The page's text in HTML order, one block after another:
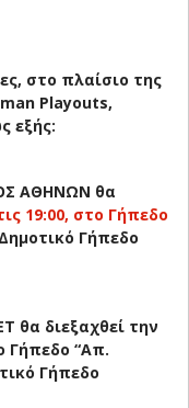
στο πλαίσιο της
Playouts,
ως εξής:
ΑΘΗΝΩΝ θα
19:00, στο Γήπεδο
Γήπεδο
θα διεξαχθεί την
Γήπεδο “Απ.
Γήπεδο